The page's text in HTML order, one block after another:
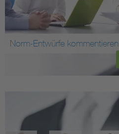
Norm-Entwürfe kommentieren